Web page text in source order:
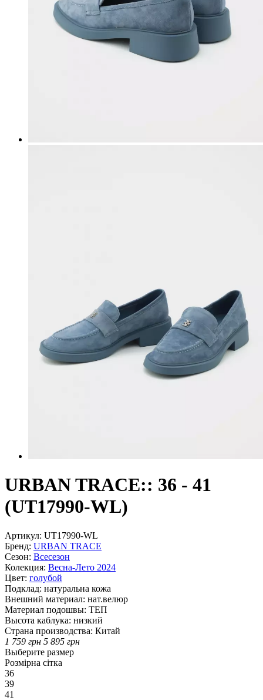
URBAN TRACE:: 36 - 41
(UT17990-WL)
Артикул: UT17990-WL
Бренд: URBAN TRACE
Сезон: Всесезон
Колекция: Весна-Лето 2024
Цвет: голубой
Подклад: натуральна кожа
Внешний материал: нат.велюр
Материал подошвы: ТЕП
Высота каблука: низкий
Страна производства: Китай
1 759 грн 5 895 грн
Выберите размер
Розмірна сітка
36
39
41